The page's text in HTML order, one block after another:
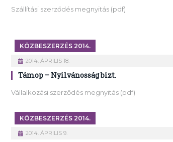
Szállítási szerződés megnyitás (pdf)
KÖZBESZERZÉS 2014.
2014. ÁPRILIS 18.
Támop – Nyilvánosság bizt.
Vállalkozási szerződés megnyitás (pdf)
KÖZBESZERZÉS 2014.
2014. ÁPRILIS 9.